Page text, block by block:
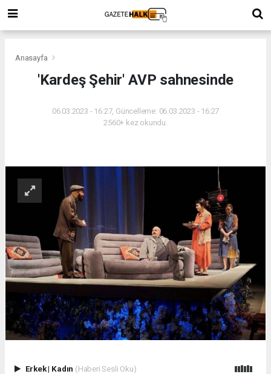
Anasayfa
'Kardeş Şehir' AVP sahnesinde
06.03.2023 - 16:27, Güncelleme: 06.03.2023 - 16:27
2560+ kez okundu.
Erkek| Kadın (Haberi Sesli Oku)